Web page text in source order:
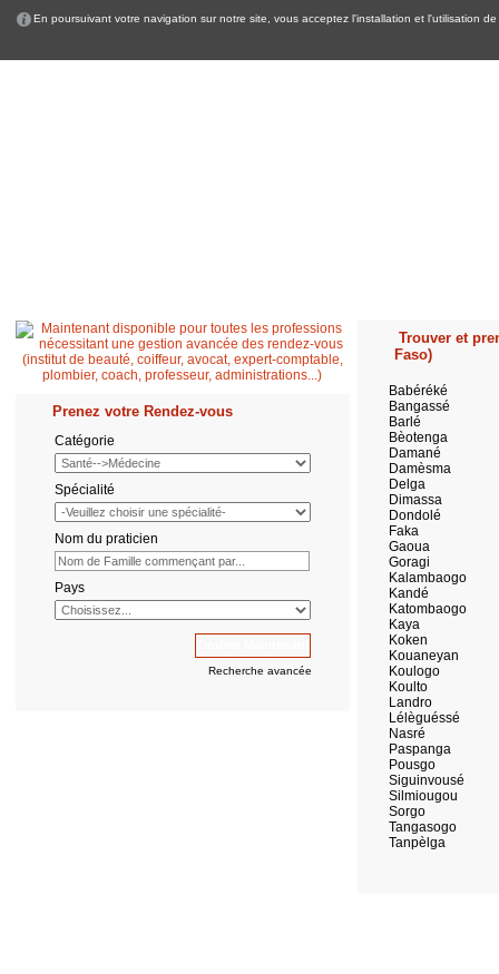
En poursuivant votre navigation sur notre site, vous acceptez l'installation et l'utilisation
Prenez votre Rendez-vous
Catégorie
Spécialité
Nom du praticien
Pays
Recherche avancée
Trouver et
Faso)
Babéréké
Bangassé
Barlé
Bèotenga
Damané
Damèsma
Delga
Dimassa
Dondolé
Faka
Gaoua
Goragi
Kalambaogo
Kandé
Katombaogo
Kaya
Koken
Kouaneyan
Koulogo
Koulto
Landro
Lélèguéssé
Nasré
Paspanga
Pousgo
Siguinvousé
Silmiougou
Sorgo
Tangasogo
Tanpèlga